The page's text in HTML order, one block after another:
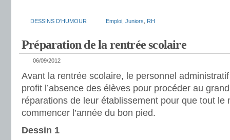
DESSINS D'HUMOUR Emploi Juniors RH
Préparation de la rentrée scolaire
06/09/2012
Avant la rentrée scolaire, le personnel
profit l’absence des élèves pour procéder au
réparations de leur établissement pour que tout le
commencer l’année du bon pied.
Dessin 1